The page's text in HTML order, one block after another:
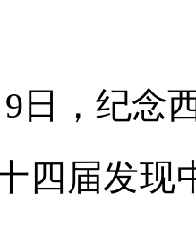
9 日，纪念
四届发现